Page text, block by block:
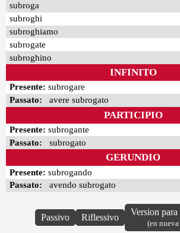
subroga
subroghi
subroghiamo
subrogate
subroghino
INFINITO
Presente: subrogare
Passato: avere subrogato
PARTICIPIO
Presente: subrogante
Passato: subrogato
GERUNDIO
Presente: subrogando
Passato: avendo subrogato
Passivo Riflessivo
Version
(en